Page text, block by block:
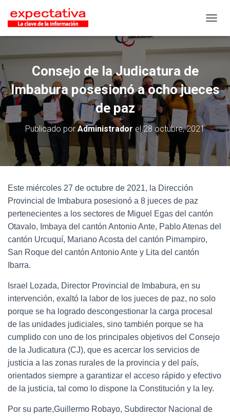
Consejo de la Judicatura de
Imbabura posesionó a ocho jueces
de paz
Publicado por Administrador el28 octubre, 2021
Este miércoles 27 de octubre de 2021, la Dirección
Provincial de Imbabura posesionó a 8 jueces de paz
pertenecientes a los sectores de Miguel Egas del cantón
Otavalo, Imbaya del cantón Antonio Ante, Pablo Atenas del
cantón Urcuquí, Mariano Acosta del cantón Pimampiro,
San Roque del cantón Antonio Ante y Lita del cantón
Ibarra.
Israel Lozada, Director Provincial de Imbabura, en su
intervención, exaltó la labor de los jueces de paz, no solo
porque se ha logrado descongestionar la carga procesal
de las unidades judiciales, sino también porque se ha
cumplido con uno de los principales objetivos del Consejo
de la Judicatura (CJ), que es acercar los servicios de
justicia a las zonas rurales de la provincia y del país,
orientados siempre a garantizar el acceso rápido y efectivo
de la justicia, tal como lo dispone la Constitución y la ley.
Por su parte,Guillermo Robayo, Subdirector Nacional de